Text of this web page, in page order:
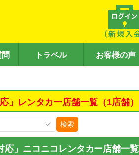
トラベル お客様の声
」レンタカー店舗一覧（1店舗）
検索
応」ニコニコレンタカー店舗一覧